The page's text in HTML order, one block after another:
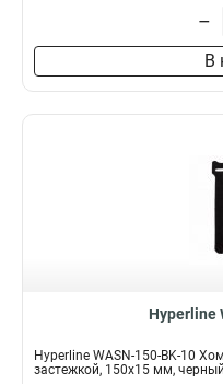
–
В
Hyperline
Hyperline WASN-150-BK-10
застежкой, 150x15 мм,